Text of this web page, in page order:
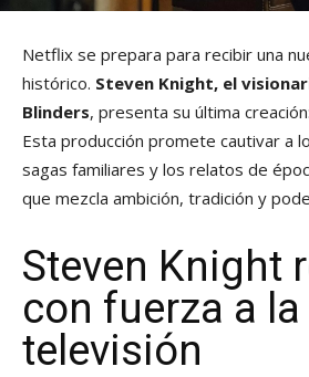
Netflix se prepara para recibir una
histórico. Steven Knight, el
Blinders, presenta su última
Esta producción promete cautivar a
sagas familiares y los relatos de
que mezcla ambición, tradición y
Steven Knight
con fuerza a la
televisión